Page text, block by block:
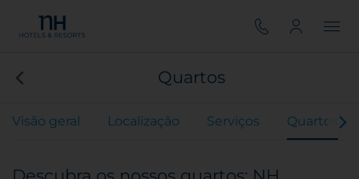
Quartos
Visão geral Localização Serviços Quartos